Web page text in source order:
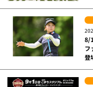
8/
フ
登